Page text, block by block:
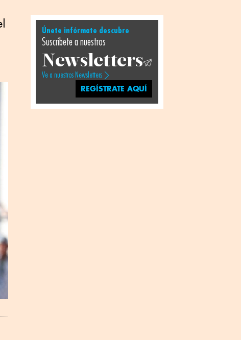
Únete infórmate descubre
Suscríbete a nuestros
Newsletters
Ve a nuestros Newsletters
REGÍSTRATE AQUÍ